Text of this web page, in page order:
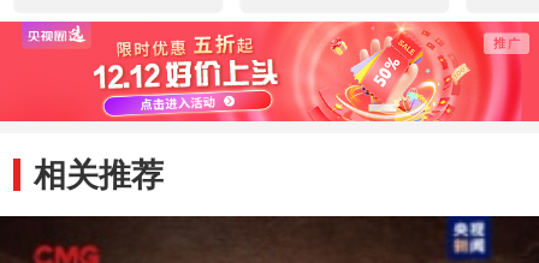
相关推荐